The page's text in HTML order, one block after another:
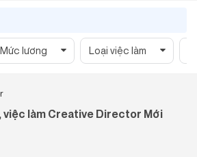
Mức lương Loại việc làm
việc làm Creative Director Mới